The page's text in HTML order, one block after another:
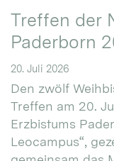
Treffen der
Paderborn
20. Juli 2026
Den zwölf
Treffen am 20.
Erzbistums
Leocampus“,